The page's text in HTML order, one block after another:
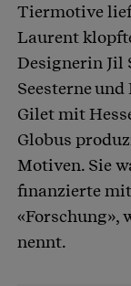
Tiermotive
Laurent
Designerin Jil
Seesterne
Gilet mit
Globus
Motiven. Sie
finanzierte
«Forschung»,
nennt.